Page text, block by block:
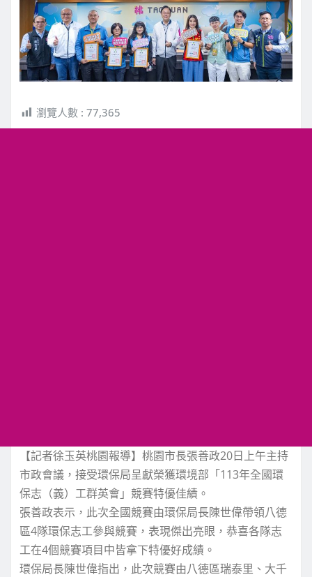
瀏覽人數 : 77,365
【記者徐玉英桃園報導】桃園市長張善政20日上午主持
市政會議，接受環保局呈獻榮獲環境部「113年全國環
保志（義）工群英會」競賽特優佳績。
張善政表示，此次全國競賽由環保局長陳世偉帶領八德
區4隊環保志工參與競賽，表現傑出亮眼，恭喜各隊志
工在4個競賽項目中皆拿下特優好成績。
環保局長陳世偉指出，此次競賽由八德區瑞泰里、大千